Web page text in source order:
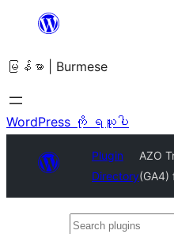
အကြောင်းအရာ
ကျော်သွား
ရန်
မြန်မာ | Burmese
WordPress ကို ရယူပါ
Plugin
Directory
AZO
(GA4)
Search